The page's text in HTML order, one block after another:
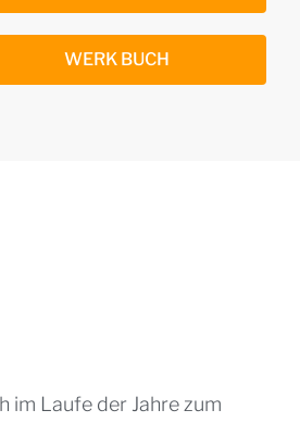
WERK BUCH
im Laufe der Jahre zum